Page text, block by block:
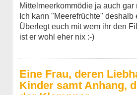
Mittelmeerkommödie ja auch gar
Ich kann "Meerefrüchte"
Überlegt euch mit wem ihr den
ist er wohl eher nix :-)
Eine Frau, deren
Kinder samt Anhang,